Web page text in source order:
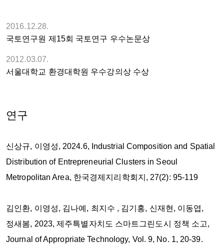
2016.12.28.
국토연구원 제15회 국토연구 우수논문상
2012.03.07.
서울대학교 환경대학원 우수강의상 수상
연구
신상규, 이영성, 2024.6, Industrial Composition and Spatial
Distribution of Entrepreneurial Clusters in Seoul
Metropolitan Area, 한국경제지리학회지, 27(2): 95-119
김인환, 이영성, 김나예, 최지수 , 김기홍, 신재현, 이동엽,
정새봄, 2023, 제주특별자치도 스마트그린도시 정책 소고,
Journal of Appropriate Technology, Vol. 9, No. 1, 20-39.